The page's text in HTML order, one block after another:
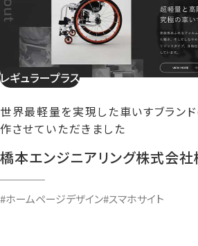
レギュラープラス
世界最軽量を実現した車いすブラン
作させていただきました
橋本エンジニアリング株式会社
#ホームページデザイン#スマホサイト